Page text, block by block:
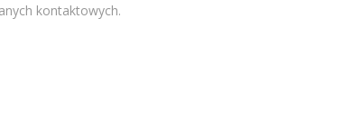
kontaktowych.